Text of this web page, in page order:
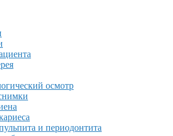
осмотр
и периодонтита